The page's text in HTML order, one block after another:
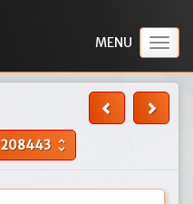
208443 unfold_more